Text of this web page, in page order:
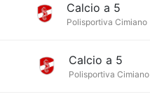
Calcio a 5
Polisportiva Cimiano
Calcio a 5
Polisportiva Cimiano